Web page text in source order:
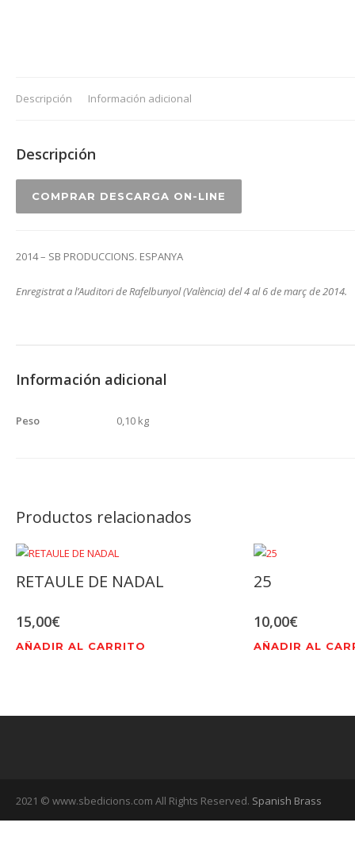
Descripción Información adicional
Descripción
COMPRAR DESCARGA ON-LINE
2014 – SB PRODUCCIONS. ESPANYA
Enregistrat a l’Auditori de Rafelbunyol (València) del 4 al 6 de març de 2014.
Información adicional
Peso 0,10 kg
Productos relacionados
RETAULE DE NADAL
15,00€
AÑADIR AL CARRITO
25
10,00€
AÑADIR AL
2021 © www.sbedicions.com All Rights Reserved. Spanish Brass